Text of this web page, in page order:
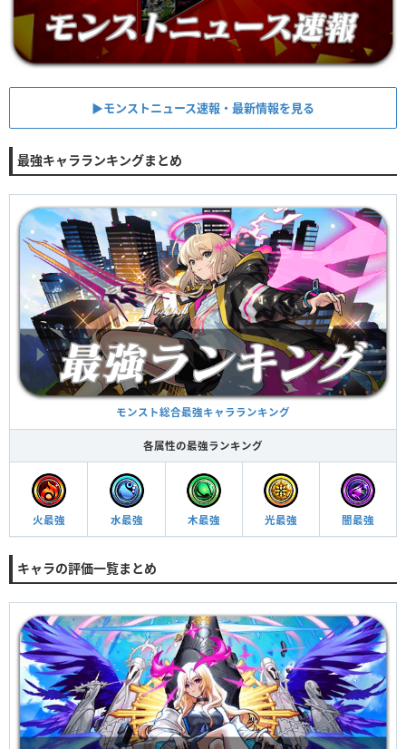
▶︎モンストニュース速報・最新情報を見る
最強キャラランキングまとめ
モンスト総合最強キャラランキング
各属性の最強ランキング
火最強 水最強 木最強 光最強 闇最強
キャラの評価一覧まとめ